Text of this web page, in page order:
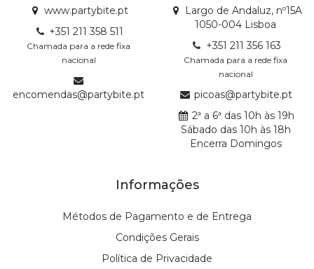
www.partybite.pt
+351 211 358 511
Chamada para a rede fixa
nacional
encomendas@partybite.pt
Largo de Andaluz, nº15A
1050-004 Lisboa
+351 211 356 163
Chamada para a rede fixa
nacional
picoas@partybite.pt
2ª a 6ª das 10h às 19h
Sábado das 10h às 18h
Encerra Domingos
Informações
Métodos de Pagamento e de Entrega
Condições Gerais
Política de Privacidade